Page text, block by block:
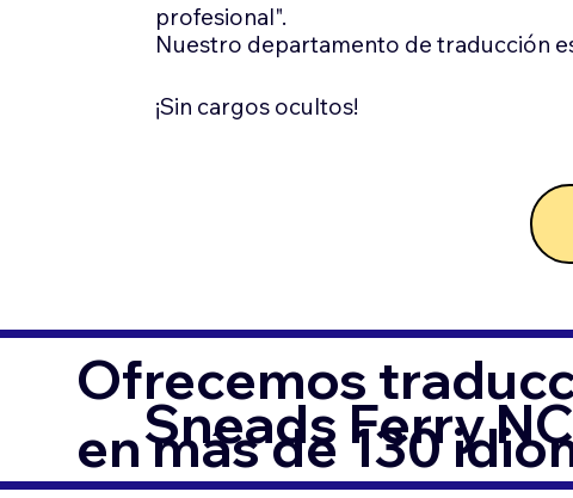
profesional".
Nuestro departamento de traducción
¡Sin cargos ocultos!
Ofrecemos
en más de 130
Sneads Ferry